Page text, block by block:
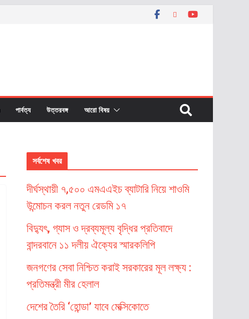
পার্বত্য উত্তরবঙ্গ আরো বিষয়
সর্বশেষ খবর
দীর্ঘস্থায়ী ৭,৫০০ এমএএইচ ব্যাটারি নিয়ে শাওমি
উন্মোচন করল নতুন রেডমি ১৭
বিদ্যুৎ, গ্যাস ও দ্রব্যমূল্য বৃদ্ধির প্রতিবাদে
বান্দরবানে ১১ দলীয় ঐক্যের স্মারকলিপি
জনগণের সেবা নিশ্চিত করাই সরকারের মূল লক্ষ্য :
প্রতিমন্ত্রী মীর হেলাল
দেশের তৈরি ‘হোন্ডা’ যাবে মেক্সিকোতে